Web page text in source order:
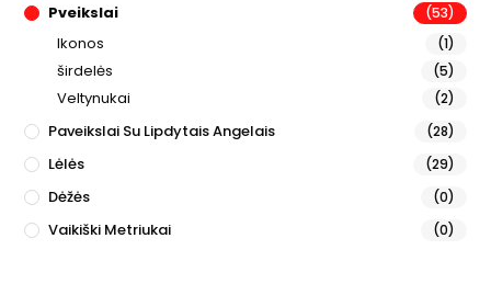
Pveikslai (53)
Ikonos (1)
širdelės (5)
Veltynukai (2)
Paveikslai Su Lipdytais Angelais (28)
Lėlės (29)
Dėžės (0)
Vaikiški Metriukai (0)